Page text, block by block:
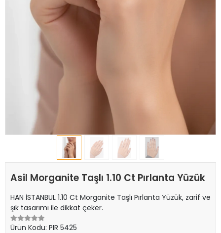
Asil Morganite Taşlı 1.10 Ct Pırlanta Yüzük
HAN İSTANBUL 1.10 Ct Morganite Taşlı Pırlanta Yüzük, zarif ve
şık tasarımı ile dikkat çeker.
Ürün Kodu: PIR 5425